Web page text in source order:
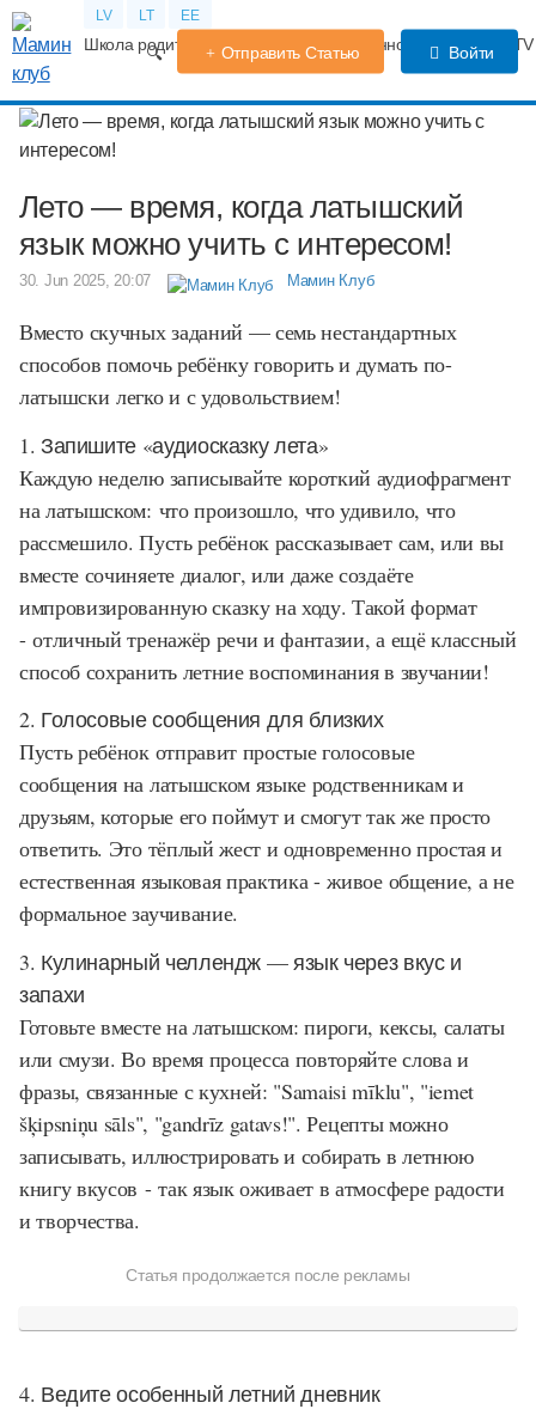
LV LT EE
Школа родителей Календарь беременности Форум
Отправить Статью Войти
Лето — время, когда латышский
язык можно учить с интересом!
30. Jun 2025, 20:07 Мамин Клуб
Вместо скучных заданий — семь нестандартных
способов помочь ребёнку говорить и думать по-
латышски легко и с удовольствием!
1. Запишите «аудиосказку лета»
Каждую неделю записывайте короткий аудиофрагмент
на латышском: что произошло, что удивило, что
рассмешило. Пусть ребёнок рассказывает сам, или вы
вместе сочиняете диалог, или даже создаёте
импровизированную сказку на ходу. Такой формат
- отличный тренажёр речи и фантазии, а ещё классный
способ сохранить летние воспоминания в звучании!
2. Голосовые сообщения для близких
Пусть ребёнок отправит простые голосовые
сообщения на латышском языке родственникам и
друзьям, которые его поймут и смогут так же просто
ответить. Это тёплый жест и одновременно простая и
естественная языковая практика - живое общение, а не
формальное заучивание.
3. Кулинарный челлендж — язык через вкус и
запахи
Готовьте вместе на латышском: пироги, кексы, салаты
или смузи. Во время процесса повторяйте слова и
фразы, связанные с кухней: "Samaisi mīklu", "iemet
šķipsniņu sāls", "gandrīz gatavs!". Рецепты можно
записывать, иллюстрировать и собирать в летнюю
книгу вкусов - так язык оживает в атмосфере радости
и творчества.
Статья продолжается после рекламы
4. Ведите особенный летний дневник